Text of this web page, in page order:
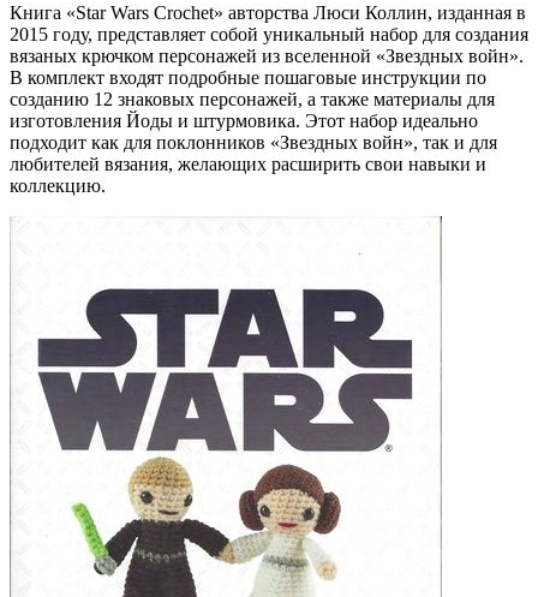
Книга «Star Wars Crochet» авторства Люси Коллин, изданная в
2015 году, представляет собой уникальный набор для создания
вязаных крючком персонажей из вселенной «Звездных войн».
В комплект входят подробные пошаговые инструкции по
созданию 12 знаковых персонажей, а также материалы для
изготовления Йоды и штурмовика. Этот набор идеально
подходит как для поклонников «Звездных войн», так и для
любителей вязания, желающих расширить свои навыки и
коллекцию.